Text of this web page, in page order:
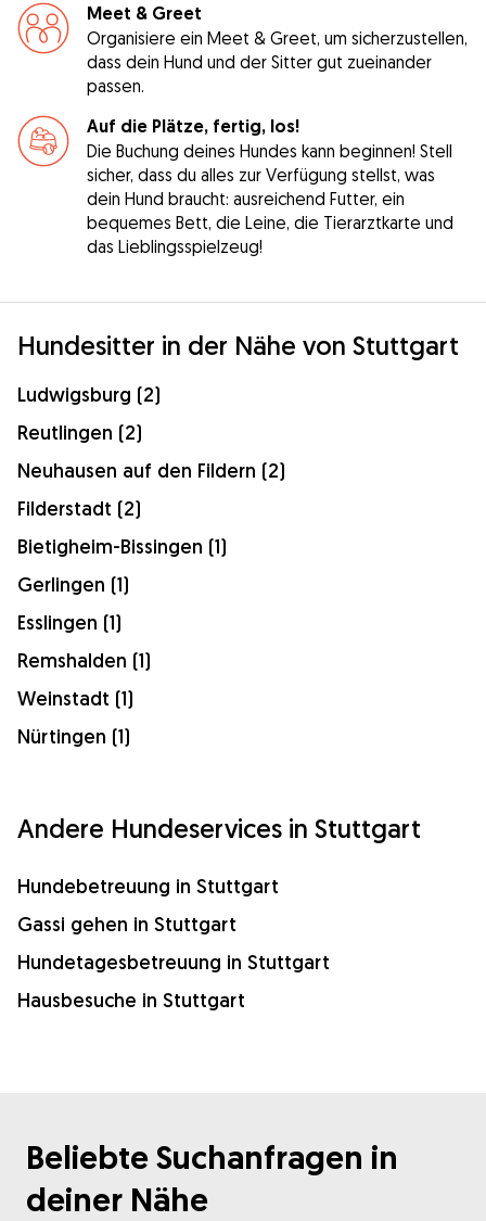
Meet & Greet
Organisiere ein Meet & Greet, um sicherzustellen,
dass dein Hund und der Sitter gut zueinander
passen.
Auf die Plätze, fertig, los!
Die Buchung deines Hundes kann beginnen! Stell
sicher, dass du alles zur Verfügung stellst, was
dein Hund braucht: ausreichend Futter, ein
bequemes Bett, die Leine, die Tierarztkarte und
das Lieblingsspielzeug!
Hundesitter in der Nähe von Stuttgart
Ludwigsburg (2)
Reutlingen (2)
Neuhausen auf den Fildern (2)
Filderstadt (2)
Bietigheim-Bissingen (1)
Gerlingen (1)
Esslingen (1)
Remshalden (1)
Weinstadt (1)
Nürtingen (1)
Andere Hundeservices in Stuttgart
Hundebetreuung in Stuttgart
Gassi gehen in Stuttgart
Hundetagesbetreuung in Stuttgart
Hausbesuche in Stuttgart
Beliebte Suchanfragen in
deiner Nähe